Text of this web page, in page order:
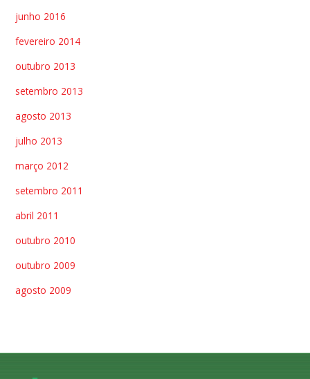
junho 2016
fevereiro 2014
outubro 2013
setembro 2013
agosto 2013
julho 2013
março 2012
setembro 2011
abril 2011
outubro 2010
outubro 2009
agosto 2009